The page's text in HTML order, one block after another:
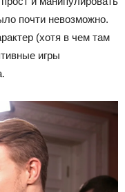
почти невозможно.
(хотя в чем там
игры